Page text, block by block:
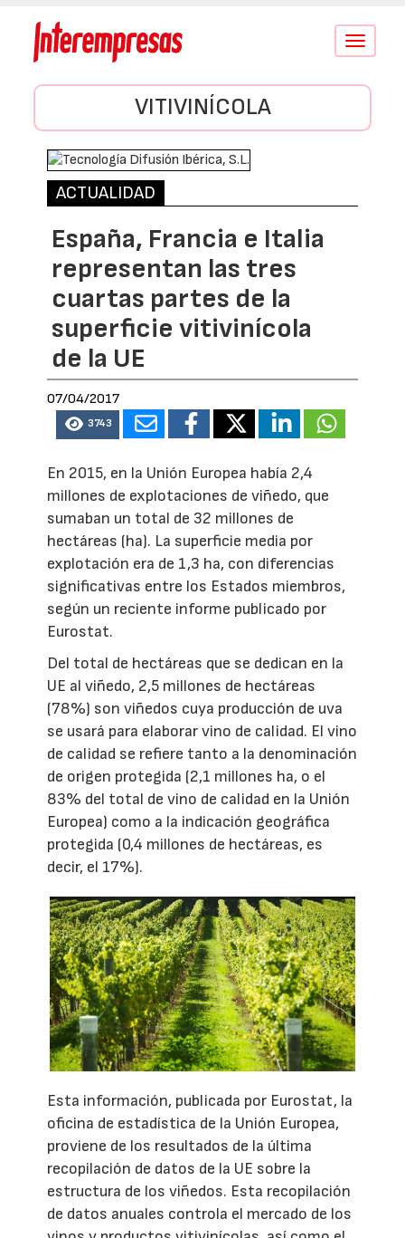
Conmutar
VITIVINÍCOLA
ACTUALIDAD
España, Francia e Italia
representan las tres
cuartas partes de la
superficie vitivinícola
de la UE
07/04/2017
3743
En 2015, en la Unión Europea había 2,4
millones de explotaciones de viñedo, que
sumaban un total de 32 millones de
hectáreas (ha). La superficie media por
explotación era de 1,3 ha, con diferencias
significativas entre los Estados miembros,
según un reciente informe publicado por
Eurostat.
Del total de hectáreas que se dedican en la
UE al viñedo, 2,5 millones de hectáreas
(78%) son viñedos cuya producción de uva
se usará para elaborar vino de calidad. El vino
de calidad se refiere tanto a la denominación
de origen protegida (2,1 millones ha, o el
83% del total de vino de calidad en la Unión
Europea) como a la indicación geográfica
protegida (0,4 millones de hectáreas, es
decir, el 17%).
Esta información, publicada por Eurostat, la
oficina de estadística de la Unión Europea,
proviene de los resultados de la última
recopilación de datos de la UE sobre la
estructura de los viñedos. Esta recopilación
de datos anuales controla el mercado de los